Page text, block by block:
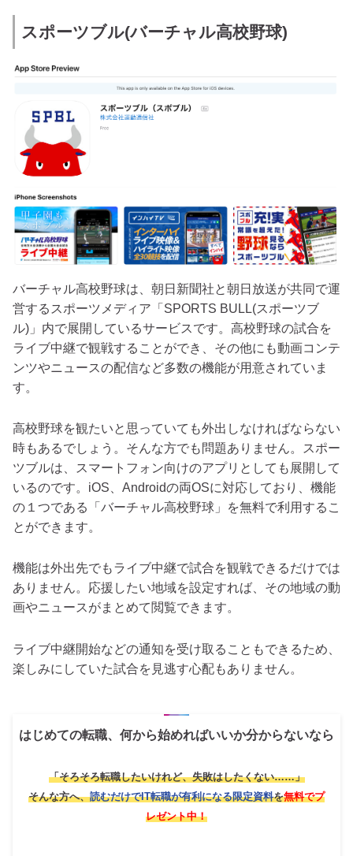
スポーツブル(バーチャル高校野球)
バーチャル高校野球は、朝日新聞社と朝日放送が共同で運
営するスポーツメディア「SPORTS BULL(スポーツブ
ル)」内で展開しているサービスです。高校野球の試合を
ライブ中継で観戦することができ、その他にも動画コンテ
ンツやニュースの配信など多数の機能が用意されていま
す。
高校野球を観たいと思っていても外出しなければならない
時もあるでしょう。そんな方でも問題ありません。スポー
ツブルは、スマートフォン向けのアプリとしても展開して
いるのです。iOS、Androidの両OSに対応しており、機能
の１つである「バーチャル高校野球」を無料で利用するこ
とができます。
機能は外出先でもライブ中継で試合を観戦できるだけでは
ありません。応援したい地域を設定すれば、その地域の動
画やニュースがまとめて閲覧できます。
ライブ中継開始などの通知を受け取ることもできるため、
楽しみにしていた試合を見逃す心配もありません。
はじめての転職、何から始めればいいか分からないなら
「そろそろ転職したいけれど、失敗はしたくない……」
そんな方へ、読むだけでIT転職が有利になる限定資料を無料でプ
レゼント中！